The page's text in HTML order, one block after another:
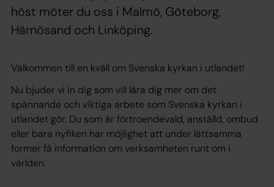
höst möter du oss i Malmö, Göteborg,
Härnösand och Linköping.
Välkommen till en kväll om Svenska kyrkan i utlandet!
Nu bjuder vi in dig som vill lära dig mer om det
spännande och viktiga arbete som Svenska kyrkan i
utlandet gör. Du som är förtroendevald, anställd, ombud
eller bara nyfiken har möjlighet att under lättsamma
former få information om verksamheten runt om i
världen.